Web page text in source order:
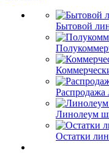
Бытовой
Распродажа
Линолеум
Остатки